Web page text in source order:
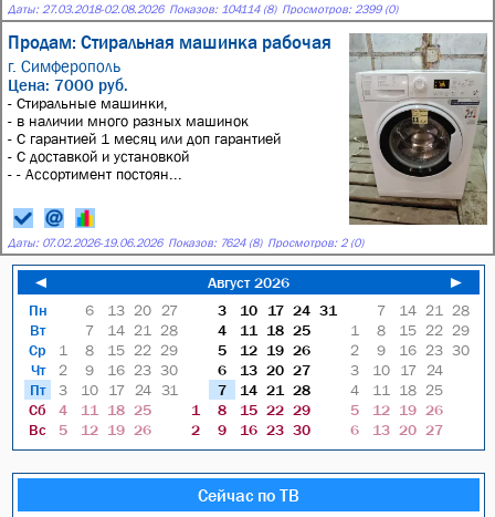
Даты: 27.03.2018-02.08.2026 Показов: 104114 (8) Просмотров: 2399 (0)
Продам: Стиральная машинка рабочая
г. Симферополь
Цена: 7000 руб.
- Стиральные машинки,
- в наличии много разных машинок
- С гарантией 1 месяц или доп гарантией
- С доставкой и установкой
- - Ассортимент постоян...
Даты: 07.02.2026-19.06.2026 Показов: 7624 (8) Просмотров: 2 (0)
◄ Август 2026
►
Пн
Вт
Ср
Чт
Пт
Сб
Вс
6 13 20
27
7
14 21
28
1
8 15 22 29
2
9 16 23 30
3
10 17 24 31
4
11 18 25
5
12 19 26
3 10 17 24 31
4
11 18 25
5
12 19 26
6
13 20 27
7
14 21
28
1
8 15 22 29
2
9 16 23 30
7 14 21
28
1
8 15 22 29
2
9 16 23 30
3
10 17
24
4
11 18 25
5
12 19 26
6
13 20 27
Сейчас по ТВ